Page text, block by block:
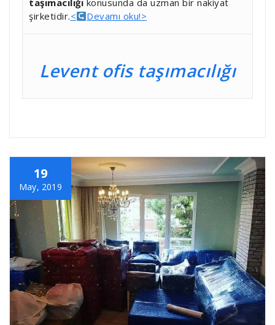
taşımacılığı konusunda da uzman bir nakiyat
şirketidir.< Devamı oku!>
Levent ofis taşımacılığı
19
May, 2019